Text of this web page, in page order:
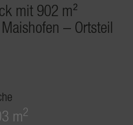
mit 902 m²
– Ortsteil
m2